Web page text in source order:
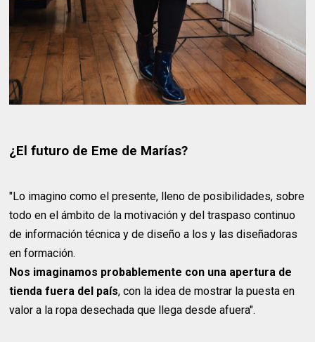
¿El futuro de Eme de Marías?
"Lo imagino como el presente, lleno de posibilidades, sobre
todo en el ámbito de la motivación y del traspaso continuo
de información técnica y de diseño a los y las diseñadoras
en formación.
Nos imaginamos probablemente con una apertura de
tienda fuera del país, con la idea de mostrar la puesta en
valor a la ropa desechada que llega desde afuera".